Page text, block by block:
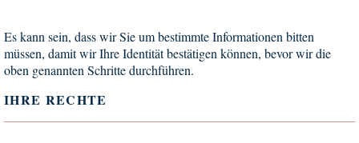
Es kann sein, dass wir Sie um bestimmte Informationen bitten
müssen, damit wir Ihre Identität bestätigen können, bevor wir die
oben genannten Schritte durchführen.
IHRE RECHTE